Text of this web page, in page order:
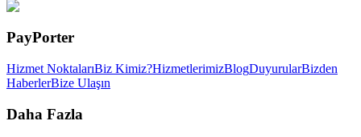
PayPorter
Hizmet NoktalarıBiz Kimiz?HizmetlerimizBlogDuyurularBizden
HaberlerBize Ulaşın
Daha Fazla